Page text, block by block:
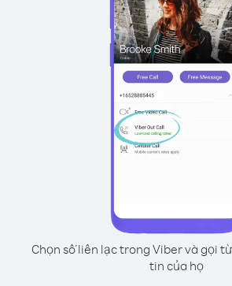
Chọn số liên lạc trong Viber và gọi
tin của họ